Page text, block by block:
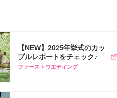
【NEW】2025年挙式のカッ
プルレポートをチェック♪
ファーストウエディング